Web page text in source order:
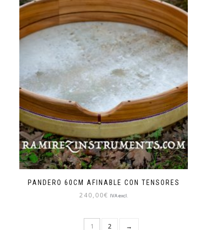
PANDERO 60CM AFINABLE CON TENSORES
240,00€ IVA excl.
1 2 →